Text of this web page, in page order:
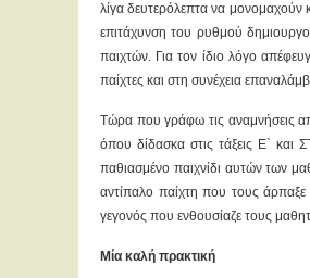
λίγα δευτερόλεπτα να μονομαχούν
επιτάχυνση του ρυθμού
παιχτών. Για τον ίδιο λόγο
παίχτες και στη συνέχεια
Τώρα που γράφω τις αναμνήσεις
όπου δίδασκα στις τάξεις Ε`
παθιασμένο παιχνίδι αυτών των
αντίπαλο παίχτη που τους
γεγονός που ενθουσίαζε τους
Μία καλή πρακτική